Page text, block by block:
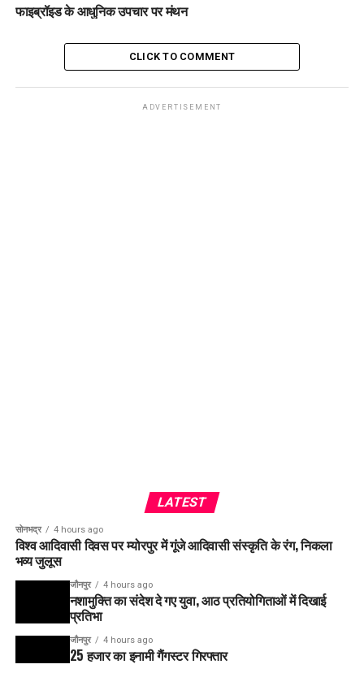
फाइब्रॉइड के आधुनिक उपचार पर मंथन
CLICK TO COMMENT
ADVERTISEMENT
LATEST
सोनभद्र 4 hours ago
विश्व आदिवासी दिवस पर म्योरपुर में गूंजे आदिवासी संस्कृति के रंग, निकला
भव्य जुलूस
जौनपुर 4 hours ago
नशामुक्ति का संदेश दे गए युवा, आठ प्रतियोगिताओं में दिखाई
प्रतिभा
जौनपुर 4 hours ago
25 हजार का इनामी गैंगस्टर गिरफ्तार